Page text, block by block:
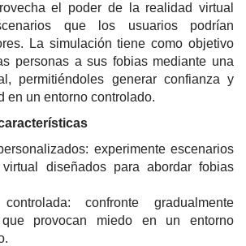
el poder de la realidad virtual
que los usuarios podrían
La simulación tiene como objetivo
personas a sus fobias mediante una
permitiéndoles generar confianza y
en un entorno controlado.
experimente escenarios
diseñados para abordar fobias
confronte gradualmente
que provocan miedo en un entorno